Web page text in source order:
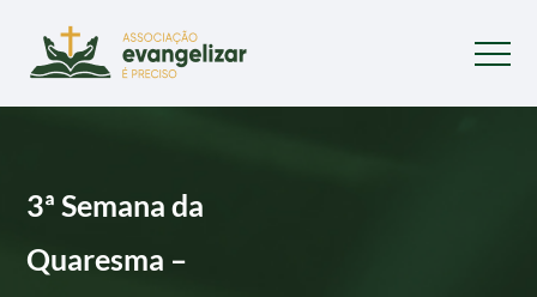
3ª Semana da
Quaresma –